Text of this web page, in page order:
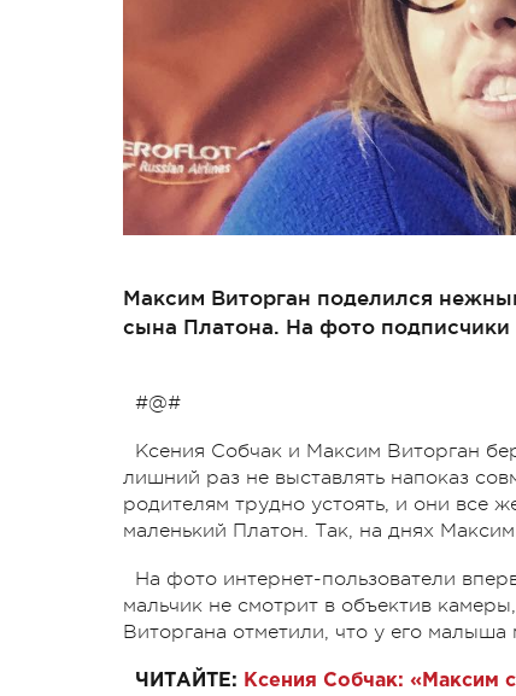
Максим Виторган поделился
сына Платона. На фото подписчики
#@#
Ксения Собчак и Максим Виторган
лишний раз не выставлять напоказ
родителям трудно устоять, и они все
маленький Платон. Так, на днях
На фото интернет-пользователи
мальчик не смотрит в объектив
Виторгана отметили, что у его
ЧИТАЙТЕ: Ксения Собчак: «Максим